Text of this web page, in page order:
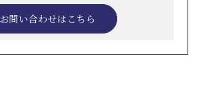
お問い合わせはこちら